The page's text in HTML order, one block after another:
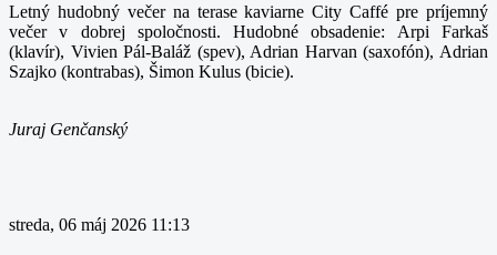
Letný hudobný večer na terase kaviarne City Caffé pre príjemný
večer v dobrej spoločnosti. Hudobné obsadenie: Arpi Farkaš
(klavír), Vivien Pál-Baláž (spev), Adrian Harvan (saxofón), Adrian
Szajko (kontrabas), Šimon Kulus (bicie).
Juraj Genčanský
streda, 06 máj 2026 11:13